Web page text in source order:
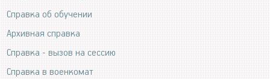
Справка об обучении
Архивная справка
Справка - вызов на сессию
Справка в военкомат